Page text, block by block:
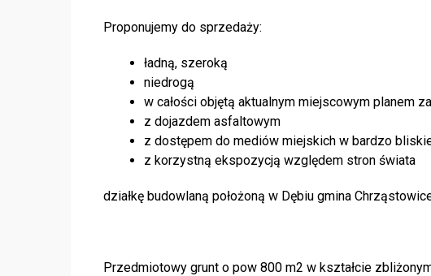
Proponujemy do sprzedaży:
ładną, szeroką
niedrogą
w całości objętą aktualnym miejscowym planem
z dojazdem asfaltowym
z dostępem do mediów miejskich w bardzo
z korzystną ekspozycją względem stron świata
działkę budowlaną położoną w Dębiu gmina
Przedmiotowy grunt o pow 800 m2 w kształcie